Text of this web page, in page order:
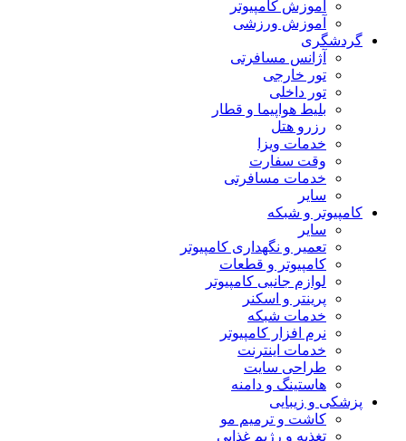
آموزش کامپیوتر
آموزش ورزشی
گردشگری
آژانس مسافرتی
تور خارجی
تور داخلی
بلیط هواپیما و قطار
رزرو هتل
خدمات ویزا
وقت سفارت
خدمات مسافرتی
سایر
کامپیوتر و شبکه
سایر
تعمیر و نگهداری کامپیوتر
کامپیوتر و قطعات
لوازم جانبی کامپیوتر
پرینتر و اسکنر
خدمات شبکه
نرم افزار کامپیوتر
خدمات اینترنت
طراحی سایت
هاستینگ و دامنه
پزشکی و زیبایی
کاشت و ترمیم مو
تغذیه و رژیم غذایی